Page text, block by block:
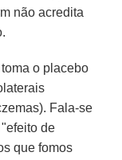
não acredita
o placebo
Fala-se
de
que fomos